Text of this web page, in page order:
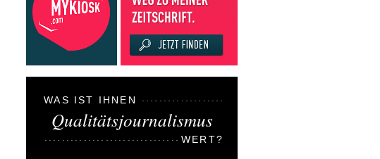
WAS IST IHNEN
Qualitätsjournalismus
WERT?